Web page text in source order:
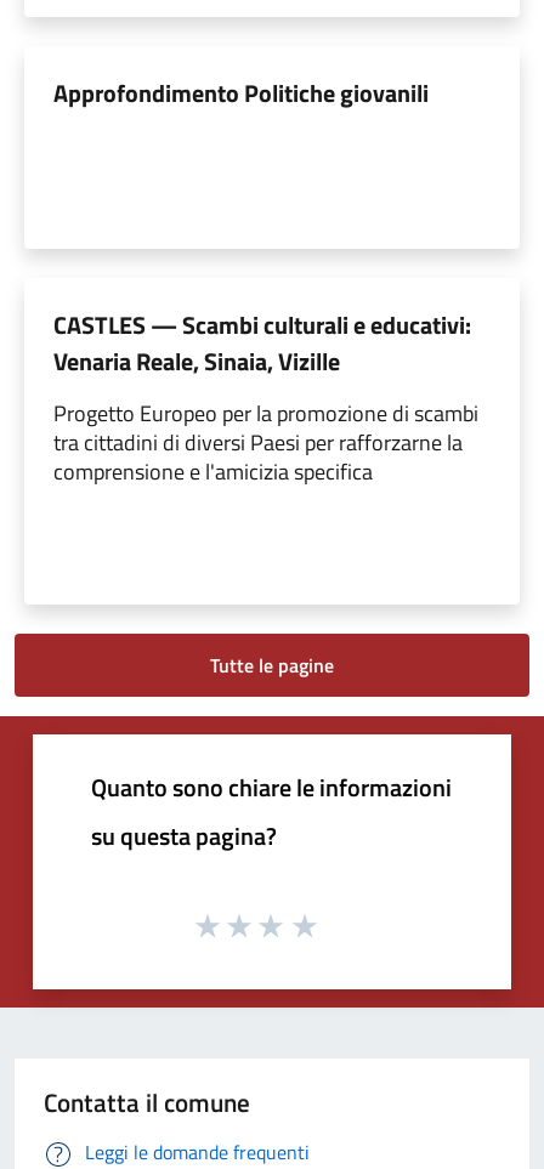
Approfondimento Politiche giovanili
CASTLES — Scambi culturali e educativi:
Venaria Reale, Sinaia, Vizille
Progetto Europeo per la promozione di scambi
tra cittadini di diversi Paesi per rafforzarne la
comprensione e l'amicizia specifica
Tutte le pagine
Quanto sono chiare le informazioni
su questa pagina?
Contatta il comune
Leggi le domande frequenti